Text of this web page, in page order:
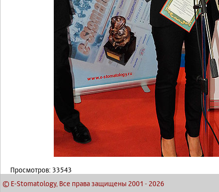
Просмотров: 33543
© E-Stomatology, Все права защищены 2001 - 2026